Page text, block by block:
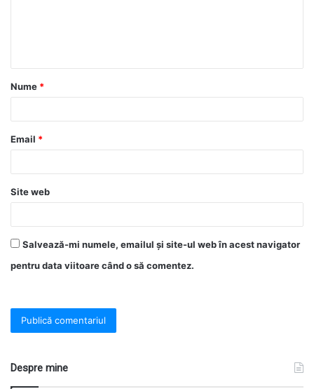
Nume *
Email *
Site web
Salvează-mi numele, emailul și site-ul web în acest navigator
pentru data viitoare când o să comentez.
Despre mine